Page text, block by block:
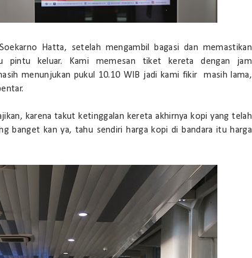
Hatta, setelah mengambil bagasi dan memastikan
pintu keluar. Kami memesan tiket kereta dengan jam
menunjukan pukul 10.10 WIB jadi kami fikir masih lama,
karena takut ketinggalan kereta akhirnya kopi yang telah
banget kan ya, tahu sendiri harga kopi di bandara itu harga